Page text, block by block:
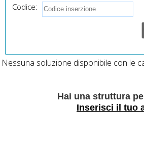
Codice:
Nessuna soluzione disponibile con le
Hai una struttura
Inserisci il tuo